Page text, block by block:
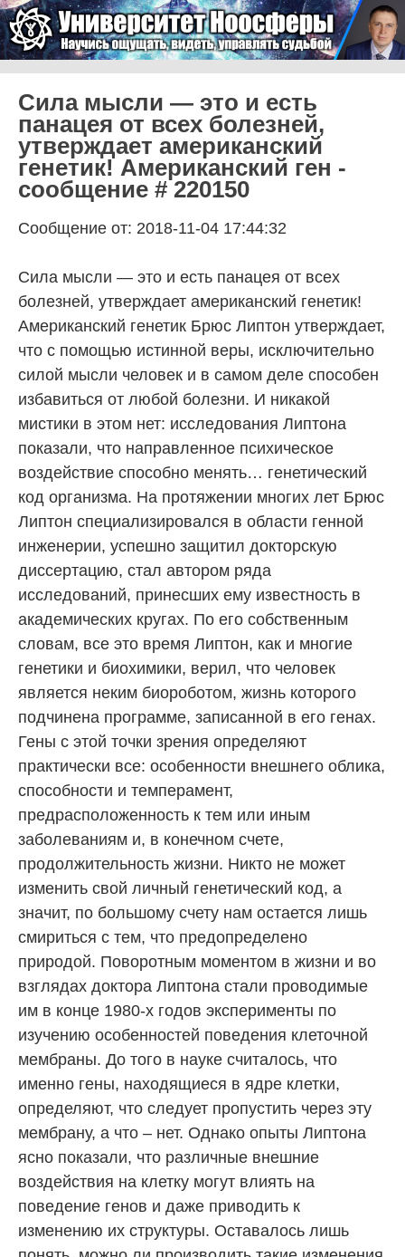
Университет Ноосферы
Сила мысли — это и есть
панацея от всех болезней,
утверждает американский
генетик! Американский ген -
сообщение # 220150
Сообщение от: 2018-11-04 17:44:32
Сила мысли — это и есть панацея от всех
болезней, утверждает американский генетик!
Американский генетик Брюс Липтон утверждает,
что с помощью истинной веры, исключительно
силой мысли человек и в самом деле способен
избавиться от любой болезни. И никакой
мистики в этом нет: исследования Липтона
показали, что направленное психическое
воздействие способно менять… генетический
код организма. На протяжении многих лет Брюс
Липтон специализировался в области генной
инженерии, успешно защитил докторскую
диссертацию, стал автором ряда
исследований, принесших ему известность в
академических кругах. По его собственным
словам, все это время Липтон, как и многие
генетики и биохимики, верил, что человек
является неким биороботом, жизнь которого
подчинена программе, записанной в его генах.
Гены с этой точки зрения определяют
практически все: особенности внешнего облика,
способности и темперамент,
предрасположенность к тем или иным
заболеваниям и, в конечном счете,
продолжительность жизни. Никто не может
изменить свой личный генетический код, а
значит, по большому счету нам остается лишь
смириться с тем, что предопределено
природой. Поворотным моментом в жизни и во
взглядах доктора Липтона стали проводимые
им в конце 1980-х годов эксперименты по
изучению особенностей поведения клеточной
мембраны. До того в науке считалось, что
именно гены, находящиеся в ядре клетки,
определяют, что следует пропустить через эту
мембрану, а что – нет. Однако опыты Липтона
ясно показали, что различные внешние
воздействия на клетку могут влиять на
поведение генов и даже приводить к
изменению их структуры. Оставалось лишь